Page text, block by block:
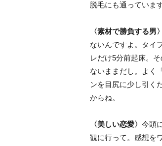
脱毛にも通っています
〈素材で勝負する男〉
ないんですよ。タイ
レだけ5分前起床。
ないままだし。よく
ンを目尻に少し引く
からね。
〈美しい恋愛〉 今頭
観に行って。感想を